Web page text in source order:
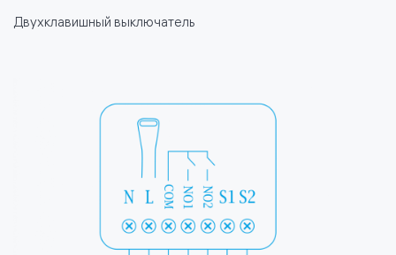
Двухклавишный выключатель